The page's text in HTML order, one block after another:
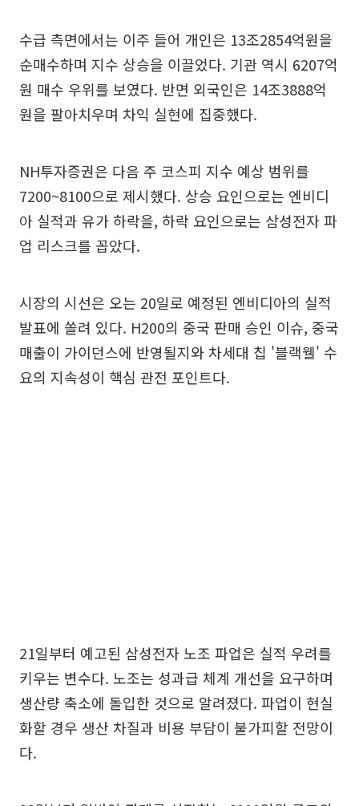
수급 측면에서는 이주 들어 개인은 13조2854억원을
순매수하며 지수 상승을 이끌었다. 기관 역시 6207억
원 매수 우위를 보였다. 반면 외국인은 14조3888억
원을 팔아치우며 차익 실현에 집중했다.
NH투자증권은 다음 주 코스피 지수 예상 범위를
7200~8100으로 제시했다. 상승 요인으로는 엔비디
아 실적과 유가 하락을, 하락 요인으로는 삼성전자 파
업 리스크를 꼽았다.
시장의 시선은 오는 20일로 예정된 엔비디아의 실적
발표에 쏠려 있다. H200의 중국 판매 승인 이슈, 중국
매출이 가이던스에 반영될지와 차세대 칩 '블랙웰' 수
요의 지속성이 핵심 관전 포인트다.
21일부터 예고된 삼성전자 노조 파업은 실적 우려를
키우는 변수다. 노조는 성과급 체계 개선을 요구하며
생산량 축소에 돌입한 것으로 알려졌다. 파업이 현실
화할 경우 생산 차질과 비용 부담이 불가피할 전망이
다.